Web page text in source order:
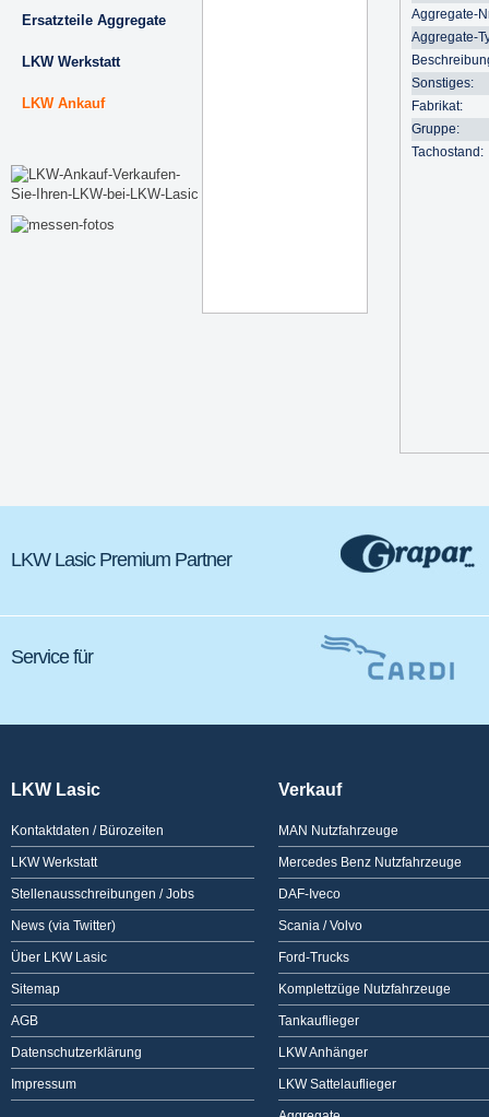
Ersatzteile Aggregate
LKW Werkstatt
LKW Ankauf
Aggregate-
Aggregate-
Sonstiges:
Fabrikat:
Gruppe:
Tachostand:
LKW Lasic Premium Partner
Service für
LKW Lasic
Kontaktdaten / Bürozeiten
LKW Werkstatt
Stellenausschreibungen / Jobs
News (via Twitter)
Über LKW Lasic
Sitemap
AGB
Datenschutzerklärung
Impressum
Verkauf
MAN Nutzfahrzeuge
Mercedes Benz Nutzfahrzeuge
DAF-Iveco
Scania / Volvo
Ford-Trucks
Komplettzüge Nutzfahrzeuge
Tankauflieger
LKW Anhänger
LKW Sattelauflieger